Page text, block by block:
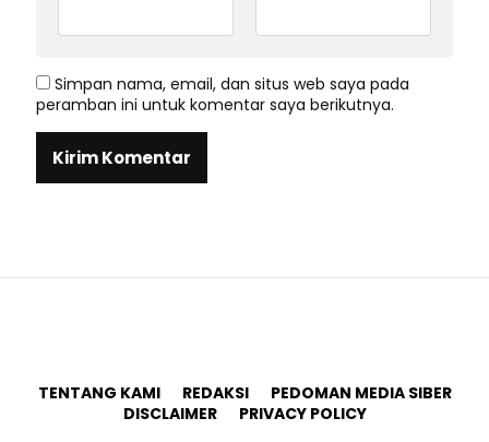
Simpan nama, email, dan situs web saya pada
peramban ini untuk komentar saya berikutnya.
TENTANG KAMI REDAKSI
PEDOMAN MEDIA SIBER
DISCLAIMER
PRIVACY POLICY